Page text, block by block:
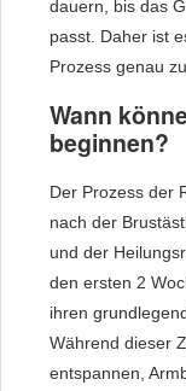
dauern, bis das
passt. Daher ist
Prozess genau
Wann
beginnen?
Der Prozess der
nach der
und der
den ersten 2
ihren
Während dieser
entspannen,